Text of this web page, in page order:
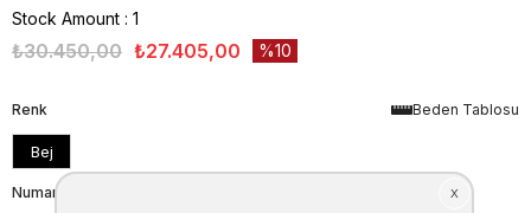
Stock Amount : 1
₺30.450,00 ₺27.405,00 10
Beden Tablosu
Renk
Bej
Numara